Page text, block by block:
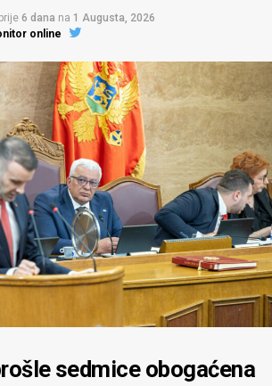
6 dana na 1 Augusta, 2026
online
sedmice obogaćena